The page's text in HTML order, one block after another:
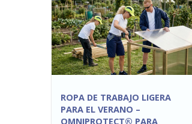
ROPA DE TRABAJO LIGERA
PARA EL VERANO –
OMNIPROTECT® PARA